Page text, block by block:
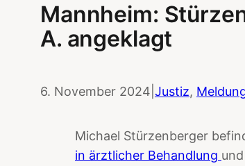
Mannheim:
A. angeklagt
6. November 2024 Justiz,
Michael Stürzenberger
in ärztlicher Behandlung